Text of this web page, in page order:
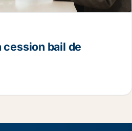
cession bail de